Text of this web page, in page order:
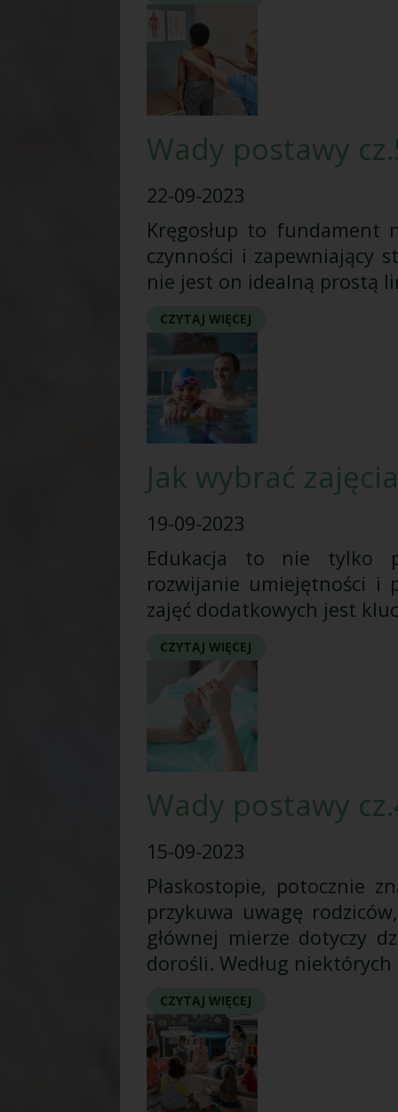
Wady postawy
22-09-2023
Kręgosłup to fundament
czynności i zapewniający
nie jest on idealną prostą
CZYTAJ WIĘCEJ
Jak wybrać
19-09-2023
Edukacja to nie tylko
rozwijanie umiejętności i
zajęć dodatkowych jest
CZYTAJ WIĘCEJ
Wady postawy
15-09-2023
Płaskostopie, potocznie
przykuwa uwagę
głównej mierze dotyczy
dorośli. Według
CZYTAJ WIĘCEJ